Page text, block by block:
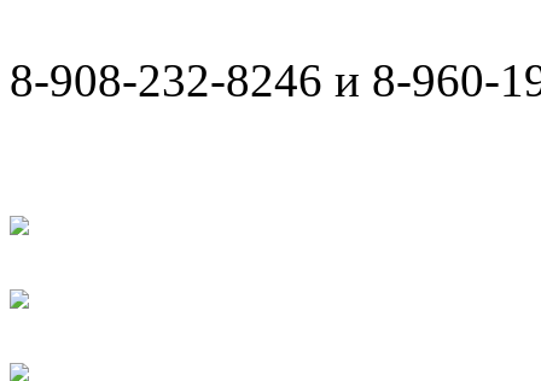
8-908-232-8246 и 8-960-